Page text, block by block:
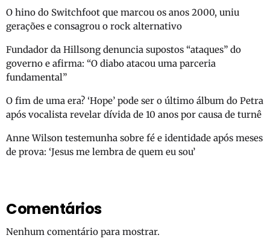
O hino do Switchfoot que marcou os anos 2000, uniu
gerações e consagrou o rock alternativo
Fundador da Hillsong denuncia supostos “ataques” do
governo e afirma: “O diabo atacou uma parceria
fundamental”
O fim de uma era? ‘Hope’ pode ser o último álbum do Petra
após vocalista revelar dívida de 10 anos por causa de turnê
Anne Wilson testemunha sobre fé e identidade após meses
de prova: ‘Jesus me lembra de quem eu sou’
Comentários
Nenhum comentário para mostrar.